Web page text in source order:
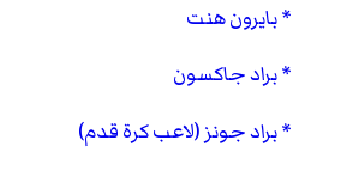
بايرون هنت
براد جاكسون
براد جونز (لاعب كرة قدم)